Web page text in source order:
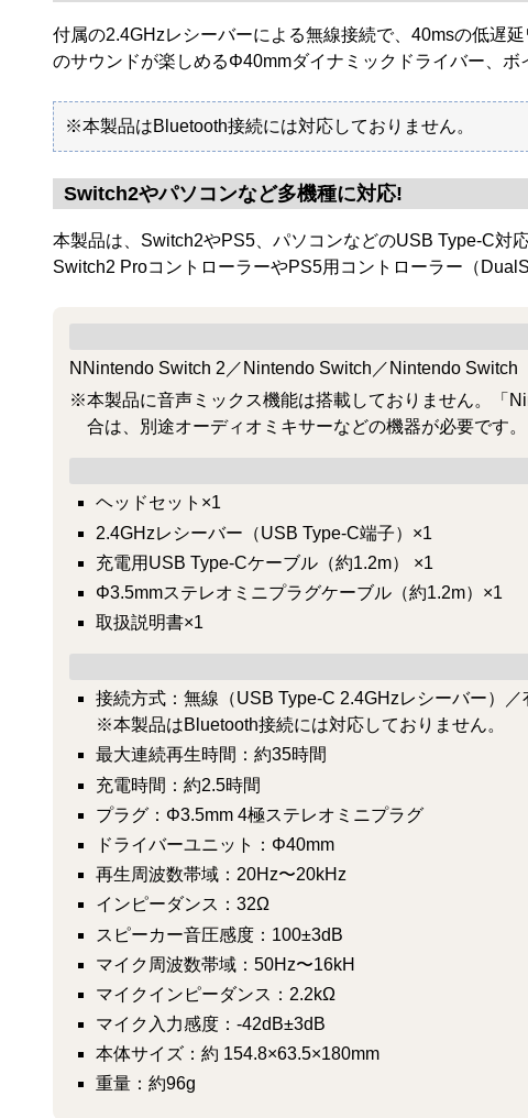
付属の2.4GHzレシーバーによる無線接続で、40msの低遅
のサウンドが楽しめるΦ40mmダイナミックドライバー、
※本製品はBluetooth接続には対応しておりません。
Switch2やパソコンなど多機種に対応!
本製品は、Switch2やPS5、パソコンなどのUSB Type-C対
Switch2 ProコントローラーやPS5用コントローラー（
NNintendo Switch 2／Nintendo Switch／Nintendo
※本製品に音声ミックス機能は搭載しておりません。「
合は、別途オーディオミキサーなどの機器が必要です。
ヘッドセット×1
2.4GHzレシーバー（USB Type-C端子）×1
充電用USB Type-Cケーブル（約1.2m） ×1
Φ3.5mmステレオミニプラグケーブル（約1.2m）×1
取扱説明書×1
接続方式：無線（USB Type-C 2.4GHzレシーバー）
※本製品はBluetooth接続には対応しておりません。
最大連続再生時間：約35時間
充電時間：約2.5時間
プラグ：Φ3.5mm 4極ステレオミニプラグ
ドライバーユニット：Φ40mm
再生周波数帯域：20Hz〜20kHz
インピーダンス：32Ω
スピーカー音圧感度：100±3dB
マイク周波数帯域：50Hz〜16kH
マイクインピーダンス：2.2kΩ
マイク入力感度：-42dB±3dB
本体サイズ：約 154.8×63.5×180mm
重量：約96g